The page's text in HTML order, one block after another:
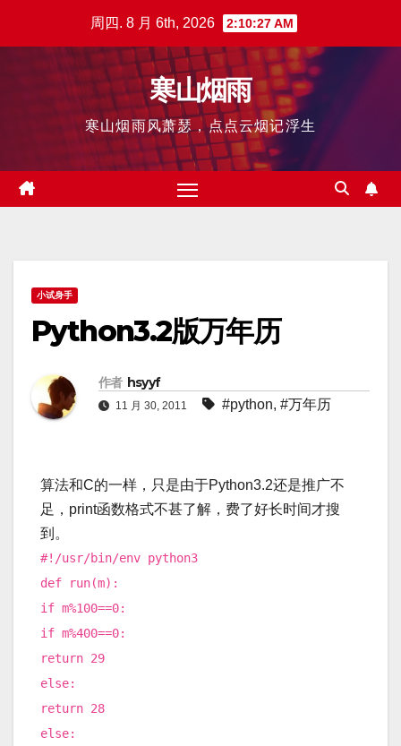
周四. 8 月 6th, 2026 2:10:28 AM
寒山烟雨
寒山烟雨风萧瑟，点点云烟记浮生
小试身手
Python3.2版万年历
作者 hsyyf
11 月 30, 2011 #python, #万年历
算法和C的一样，只是由于Python3.2还是推广不
足，print函数格式不甚了解，费了好长时间才搜
到。
#!/usr/bin/env python3
def run(m):
if m%100==0:
if m%400==0:
return 29
else:
return 28
else: